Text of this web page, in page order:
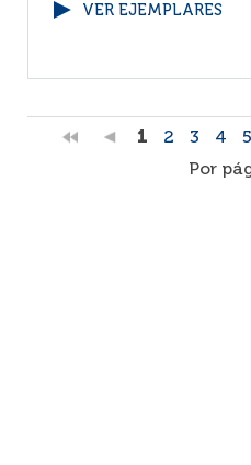
VER EJEMPLARES
1 2 3 4 5
Por